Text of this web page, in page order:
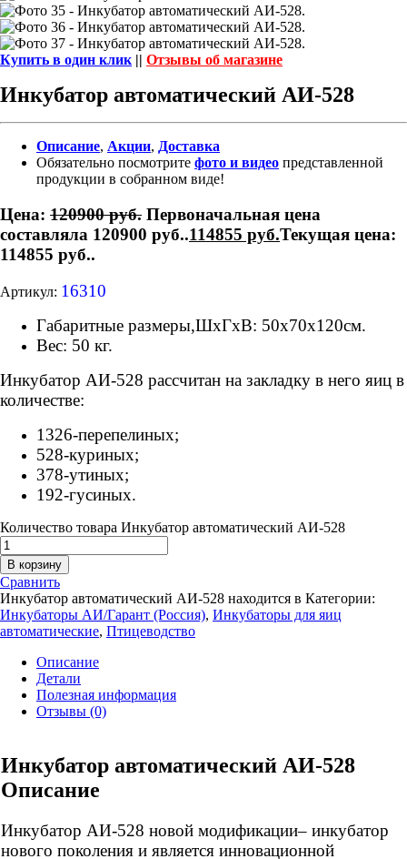
Купить в один клик || Отзывы об магазине
Инкубатор автоматический АИ-528
Описание, Акции, Доставка
Обязательно посмотрите фото и видео представленной
продукции в собранном виде!
Цена: 120900руб. Первоначальная цена
составляла 120900 руб..114855 руб.Текущая цена:
114855 руб..
Артикул: 16310
Габаритные размеры,ШхГхВ: 50х70х120см.
Вес: 50 кг.
Инкубатор АИ-528 рассчитан на закладку в него яиц в
количестве:
1326-перепелиных;
528-куриных;
378-утиных;
192-гусиных.
Количество товара Инкубатор автоматический АИ-528
В корзину
Сравнить
Инкубатор автоматический АИ-528 находится в Категории:
Инкубаторы АИ/Гарант (Россия), Инкубаторы для яиц
автоматические, Птицеводство
Описание
Детали
Полезная информация
Отзывы (0)
Инкубатор автоматический АИ-528
Описание
Инкубатор АИ-528 новой модификации– инкубатор
нового поколения и является инновационной